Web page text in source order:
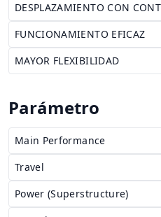
DESPLAZAMIENTO CON
FUNCIONAMIENTO EFICAZ
MAYOR FLEXIBILIDAD
Parámetro
Main Performance
Travel
Power (Superstructure)